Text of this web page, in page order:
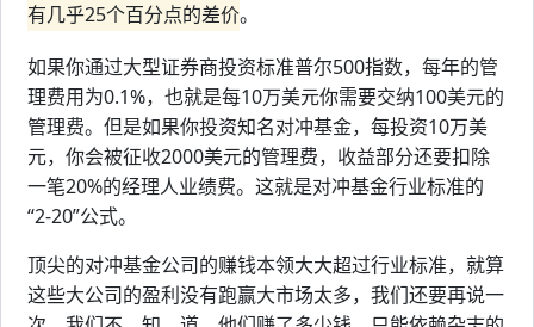
有几乎25个百分点的差价。
如果你通过大型证券商投资标准普尔500指数，每年的管
理费用为0.1%，也就是每10万美元你需要交纳100美元的
管理费。但是如果你投资知名对冲基金，每投资10万美
元，你会被征收2000美元的管理费，收益部分还要扣除
一笔20%的经理人业绩费。这就是对冲基金行业标准的
“2-20”公式。
顶尖的对冲基金公司的赚钱本领大大超过行业标准，就算
这些大公司的盈利没有跑赢大市场太多，我们还要再说一